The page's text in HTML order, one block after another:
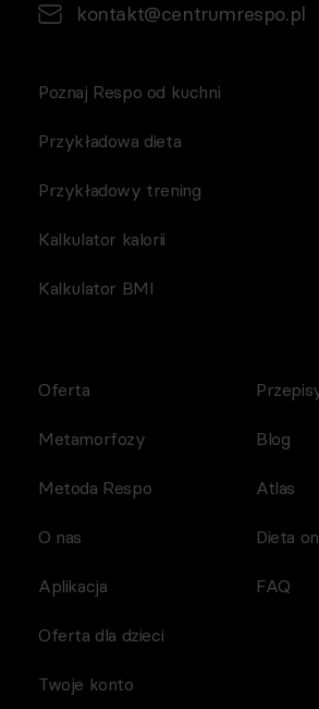
kontakt@centrumrespo.pl
Poznaj Respo od kuchni
Przykładowa dieta
Przykładowy trening
Kalkulator kalorii
Kalkulator BMI
Oferta
Metamorfozy
Metoda Respo
O nas
Aplikacja
Blog
Atlas
Dieta
FAQ
Oferta dla dzieci
Twoje konto